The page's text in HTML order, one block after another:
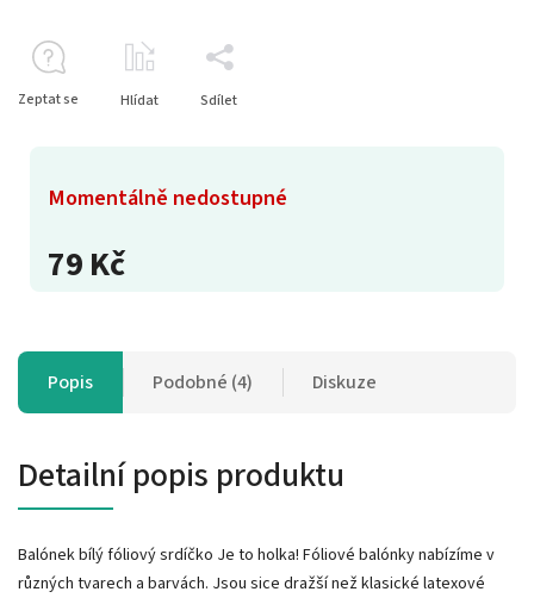
79 Kč
Momentálně nedostupné
Zeptat se Hlídat Sdílet
Popis Podobné (4) Diskuze
Detailní popis produktu
Balónek bílý fóliový srdíčko Je to holka! Fóliové balónky nabízíme v
různých tvarech a barvách. Jsou sice dražší než klasické latexové